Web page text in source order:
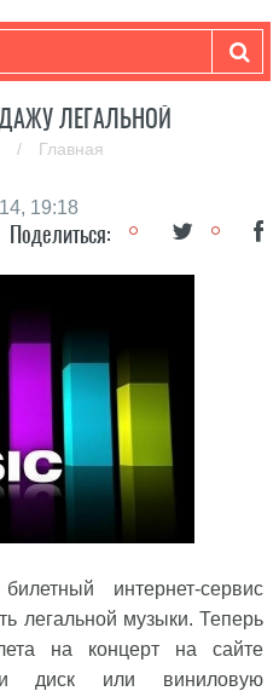
ЛЕГАЛЬНОЙ
/ Главная
19:18
Поделиться:
интернет-сервис
легальной музыки. Теперь
на концерт на сайте
диск или виниловую